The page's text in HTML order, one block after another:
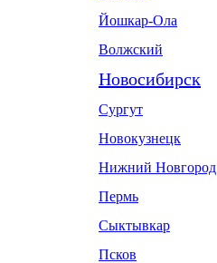
Йошкар-Ола
Волжский
Новосибирск
Сургут
Новокузнецк
Нижний Новгород
Пермь
Сыктывкар
Псков